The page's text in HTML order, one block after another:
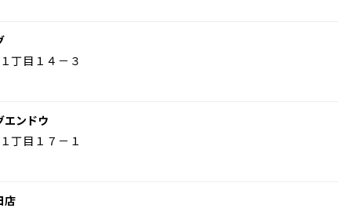
丁目１４－３
エンドウ
丁目１７－１
店